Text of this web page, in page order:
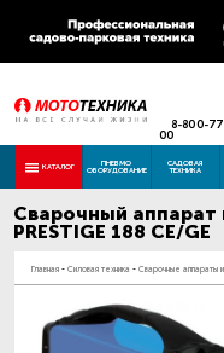
8-800-
00
КАТАЛОГ ПНЕВМО
ОБОРУДОВАНИЕ
САДОВАЯ
ТЕХНИКА
Сварочный аппарат
PRESTIGE 188 СЕ/GE
Главная - Силовая техника - Сварочные аппараты